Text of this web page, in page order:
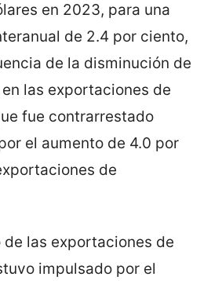
en 2023, para una
de 2.4 por ciento,
de la disminución de
las exportaciones de
fue contrarrestado
el aumento de 4.0 por
de
las exportaciones de
impulsado por el